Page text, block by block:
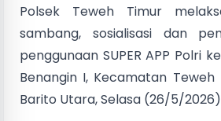
Polsek Teweh Timur
sambang, sosialisasi dan
penggunaan SUPER APP Polri
Benangin I, Kecamatan
Barito Utara, Selasa (26/5/